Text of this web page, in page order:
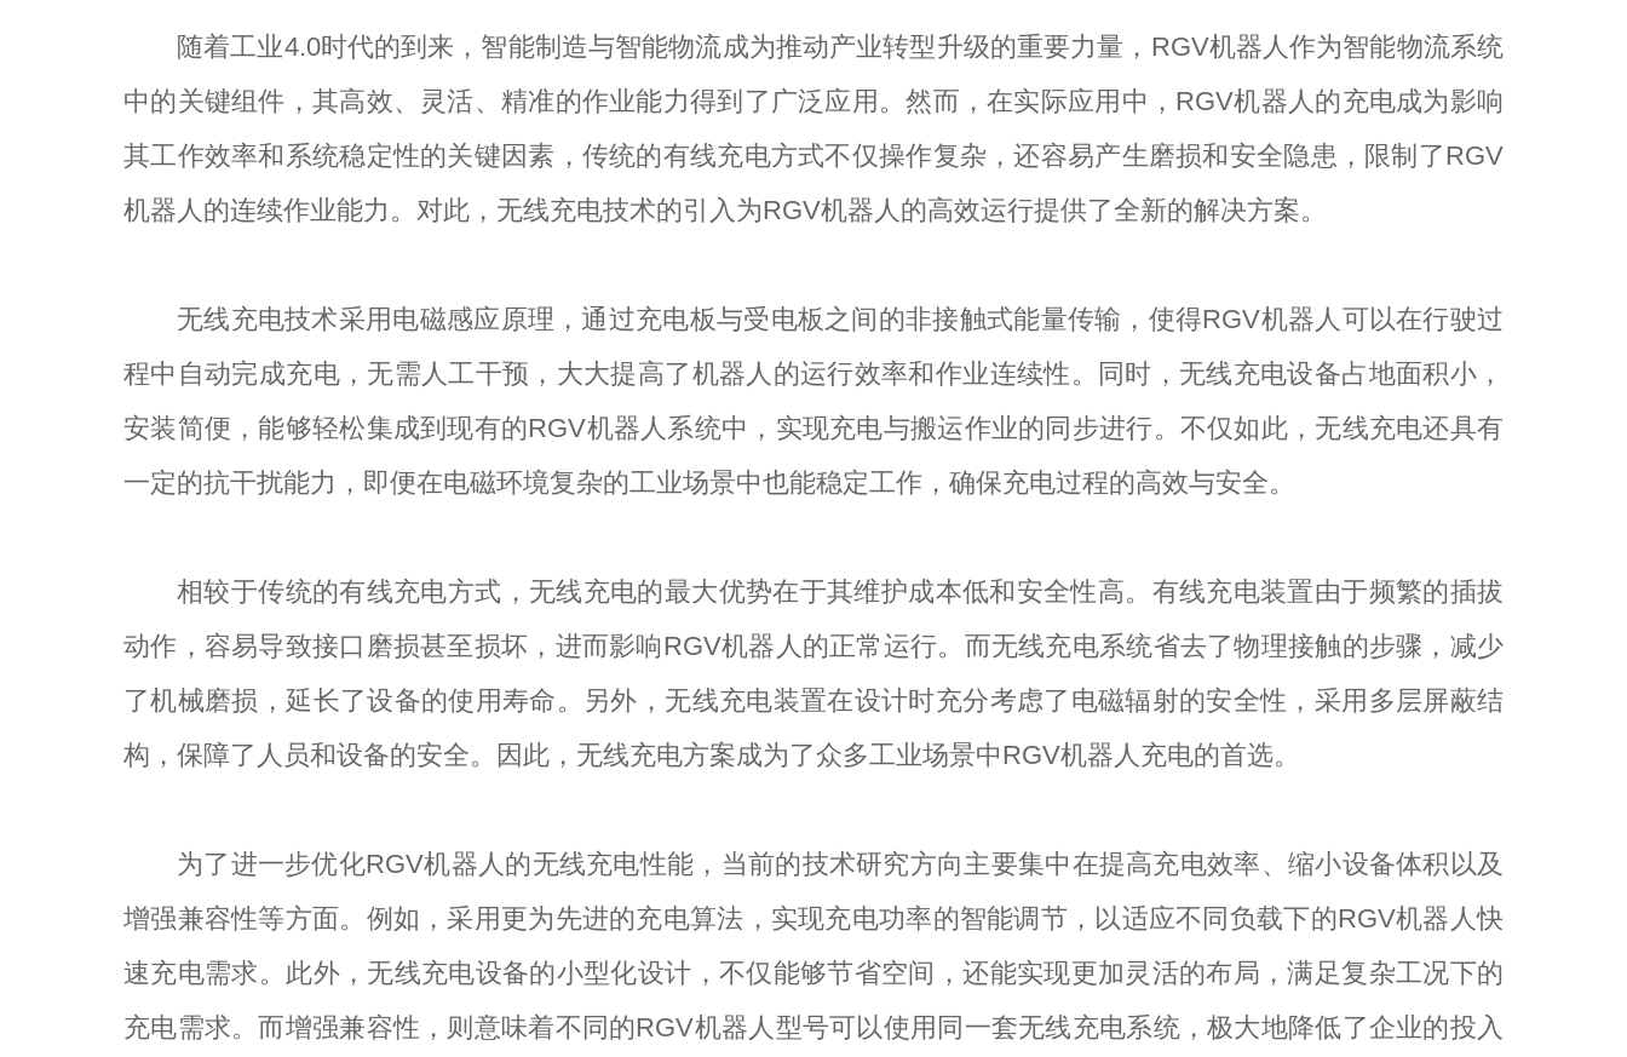
随着工业4.0时代的到来，智能制造与智能物流成为推动产业转型升级的重要力量，RGV机器人作为智能物流系统
中的关键组件，其高效、灵活、精准的作业能力得到了广泛应用。然而，在实际应用中，RGV机器人的充电成为影响
其工作效率和系统稳定性的关键因素，传统的有线充电方式不仅操作复杂，还容易产生磨损和安全隐患，限制了RGV
机器人的连续作业能力。对此，无线充电技术的引入为RGV机器人的高效运行提供了全新的解决方案。
无线充电技术采用电磁感应原理，通过充电板与受电板之间的非接触式能量传输，使得RGV机器人可以在行驶过
程中自动完成充电，无需人工干预，大大提高了机器人的运行效率和作业连续性。同时，无线充电设备占地面积小，
安装简便，能够轻松集成到现有的RGV机器人系统中，实现充电与搬运作业的同步进行。不仅如此，无线充电还具有
一定的抗干扰能力，即便在电磁环境复杂的工业场景中也能稳定工作，确保充电过程的高效与安全。
相较于传统的有线充电方式，无线充电的最大优势在于其维护成本低和安全性高。有线充电装置由于频繁的插拔
动作，容易导致接口磨损甚至损坏，进而影响RGV机器人的正常运行。而无线充电系统省去了物理接触的步骤，减少
了机械磨损，延长了设备的使用寿命。另外，无线充电装置在设计时充分考虑了电磁辐射的安全性，采用多层屏蔽结
构，保障了人员和设备的安全。因此，无线充电方案成为了众多工业场景中RGV机器人充电的首选。
为了进一步优化RGV机器人的无线充电性能，当前的技术研究方向主要集中在提高充电效率、缩小设备体积以及
增强兼容性等方面。例如，采用更为先进的充电算法，实现充电功率的智能调节，以适应不同负载下的RGV机器人快
速充电需求。此外，无线充电设备的小型化设计，不仅能够节省空间，还能实现更加灵活的布局，满足复杂工况下的
充电需求。而增强兼容性，则意味着不同的RGV机器人型号可以使用同一套无线充电系统，极大地降低了企业的投入